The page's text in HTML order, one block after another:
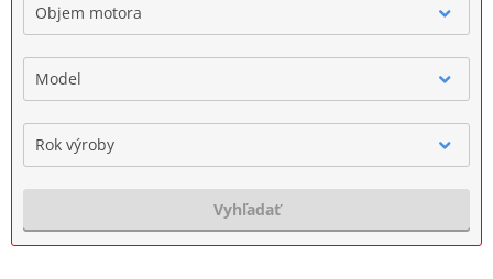
Objem motora
Model
Rok výroby
Vyhľadať